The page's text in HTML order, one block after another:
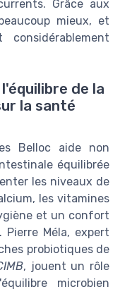
Grâce aux
mieux, et
de la
la santé
Belloc aide non
équilibrée
les niveaux de
les vitamines
et un confort
Méla, expert
probiotiques de
, jouent un rôle
microbien